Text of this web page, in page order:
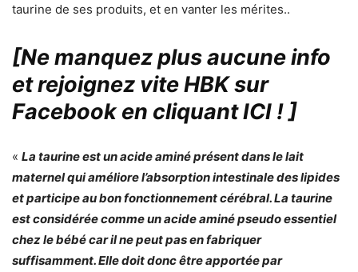
taurine de ses produits, et en vanter les mérites..
[Ne manquez plus aucune info
et rejoignez vite HBK sur
Facebook en cliquant ICI !]
« La taurine est un acide aminé présent dans le lait
maternel qui améliore l’absorption intestinale des lipides
et participe au bon fonctionnement cérébral. La taurine
est considérée comme un acide aminé pseudo essentiel
chez le bébé car il ne peut pas en fabriquer
suffisamment. Elle doit donc être apportée par